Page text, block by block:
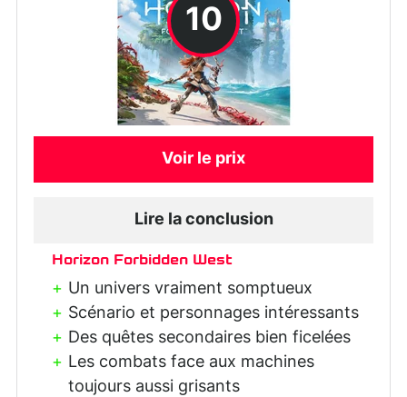
10
Voir le prix
Lire la conclusion
Horizon Forbidden West
Un univers vraiment somptueux
Scénario et personnages intéressants
Des quêtes secondaires bien ficelées
Les combats face aux machines
toujours aussi grisants